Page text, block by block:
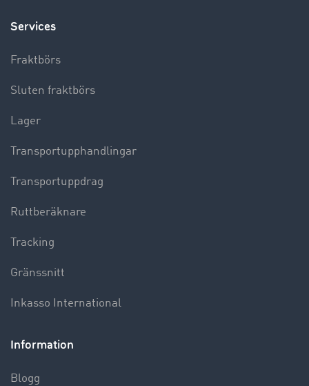
Services
Fraktbörs
Sluten fraktbörs
Lager
Transportupphandlingar
Transportuppdrag
Ruttberäknare
Tracking
Gränssnitt
Inkasso International
Information
Blogg